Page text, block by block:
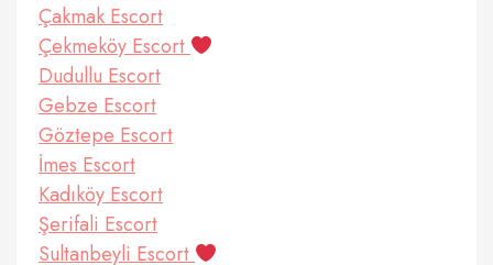
Çakmak Escort
Çekmeköy Escort
Dudullu Escort
Gebze Escort
Göztepe Escort
İmes Escort
Kadıköy Escort
Şerifali Escort
Sultanbeyli Escort